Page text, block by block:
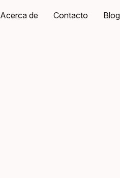
Acerca de Contacto Blog